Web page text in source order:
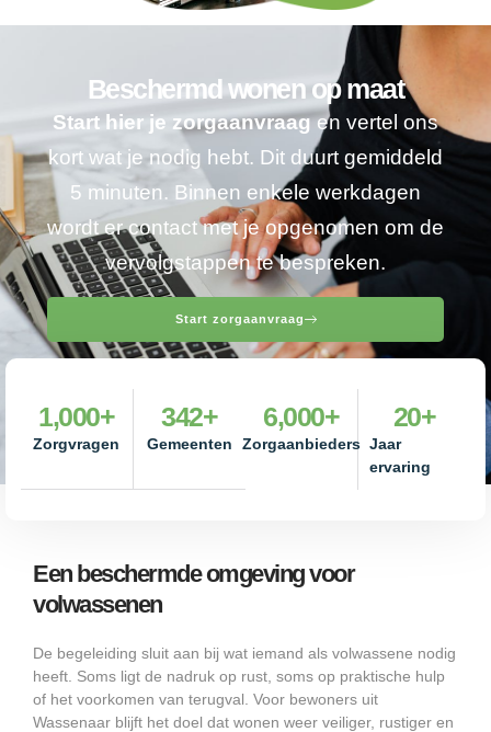
Beschermd wonen op maat
Start hier je zorgaanvraagen vertel ons
kort wat je nodig hebt. Dit duurt gemiddeld
5 minuten. Binnen enkele werkdagen
wordt er contact met je opgenomen om de
vervolgstappen te bespreken.
Start zorgaanvraag
Zorgvragen
1,000+
Gemeenten
342+
Zorgaanbieders
6,000+
Jaar
ervaring
20+
Een beschermde omgeving voor
volwassenen
De begeleiding sluit aan bij wat iemand als volwassene nodig
heeft. Soms ligt de nadruk op rust, soms op praktische hulp
of het voorkomen van terugval. Voor bewoners uit
Wassenaar blijft het doel dat wonen weer veiliger, rustiger en